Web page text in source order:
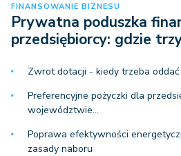
FINANSOWANIE BIZNESU
Prywatna poduszka
przedsiębiorcy: gdzie
Zwrot dotacji - kiedy trzeba
Preferencyjne pożyczki dla
województwie…
Poprawa efektywności
zasady naboru